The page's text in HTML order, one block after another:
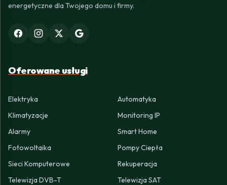
energetyczne dla Twojego domu i firmy.
Oferowane usługi
Elektryka
Automatyka
Klimatyzacje
Monitoring IP
Alarmy
Smart Home
Fotowoltaika
Pompy Ciepła
Sieci Komputerowe
Rekuperacja
Telewizja DVB-T
Telewizja SAT